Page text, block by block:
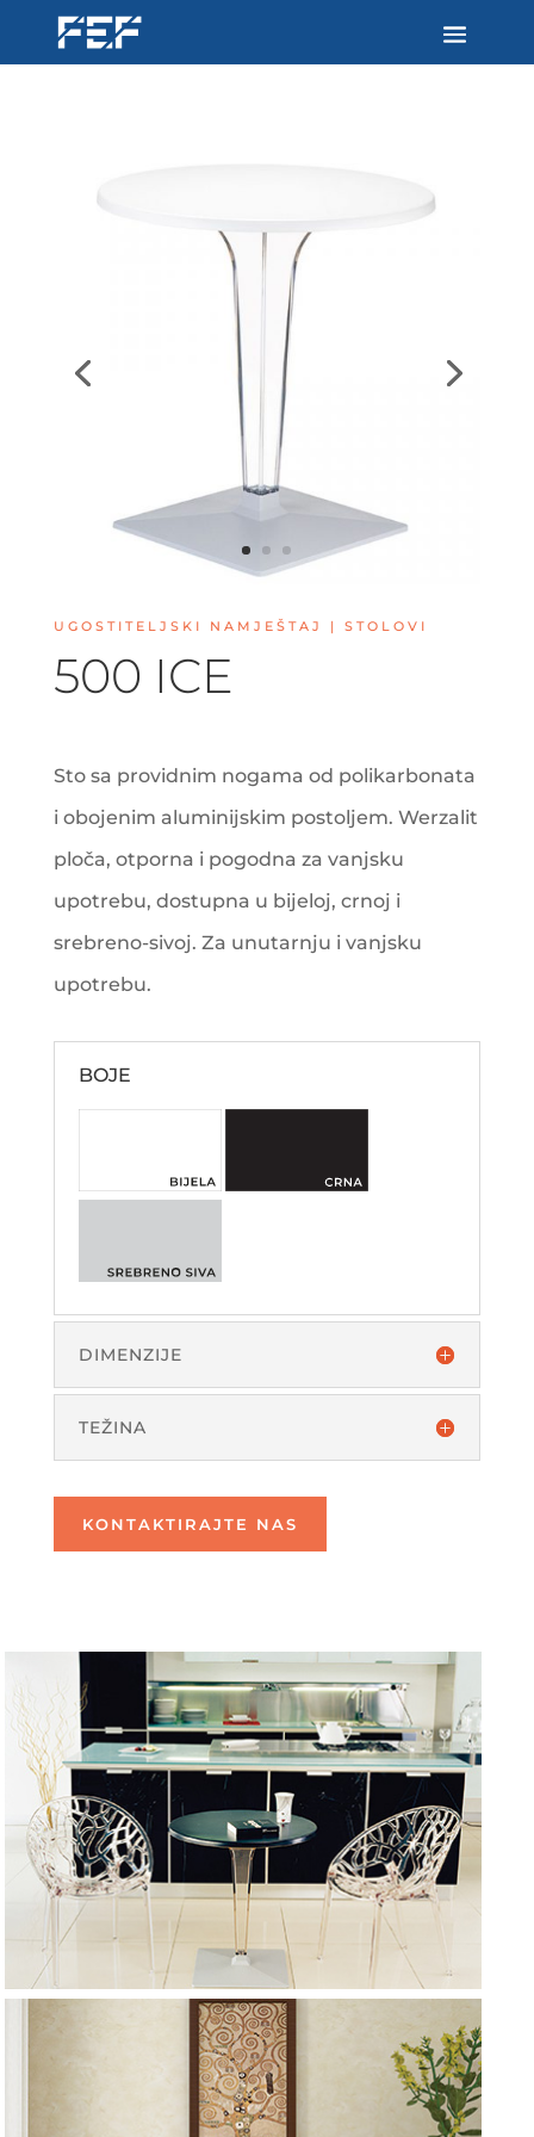
UGOSTITELJSKI NAMJEŠTAJ | STOLOVI
500 ICE
Sto sa providnim nogama od polikarbonata
i obojenim aluminijskim postoljem. Werzalit
ploča, otporna i pogodna za vanjsku
upotrebu, dostupna u bijeloj, crnoj i
srebreno-sivoj. Za unutarnju i vanjsku
upotrebu.
BOJE
DIMENZIJE
TEŽINA
KONTAKTIRAJTE NAS